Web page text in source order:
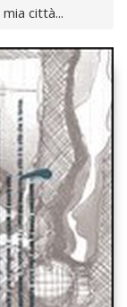
mia città...